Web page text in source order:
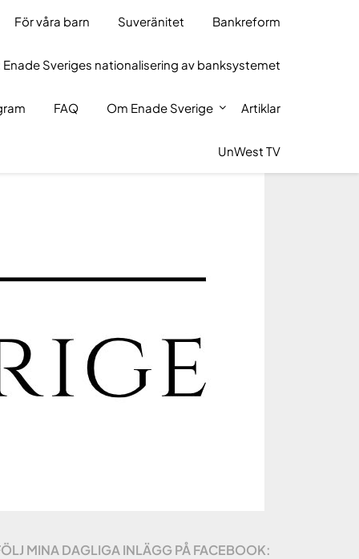
För våra barn Suveränitet Bankreform
Sveriges nationalisering av banksystemet
FAQ Om Enade Sverige Artiklar
UnWest TV
MINA DAGLIGA INLÄGG PÅ FACEBOOK: